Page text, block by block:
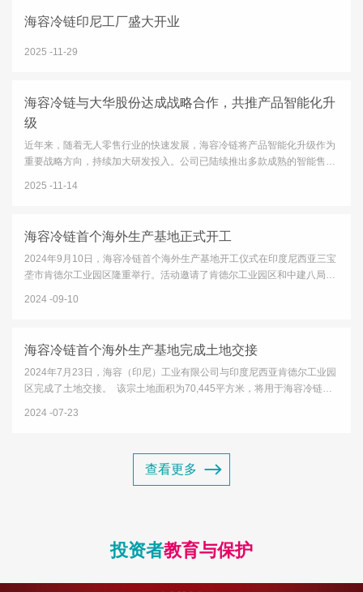
海容冷链印尼工厂盛大开业
2025 11-29
海容冷链与大华股份达成战略合作，共推产品智能化升
级
近年来，随着无人零售行业的快速发展，海容冷链将产品智能化升级作为
重要战略方向，持续加大研发投入。公司已陆续推出多款成熟的智能售货
2025 11-14
海容冷链首个海外生产基地正式开工
2024年9月10日，海容冷链首个海外生产基地开工仪式在印度尼西亚三宝
垄市肯德尔工业园区隆重举行。活动邀请了肯德尔工业园区和中建八局的
2024 09-10
海容冷链首个海外生产基地完成土地交接
2024年7月23日，海容（印尼）工业有限公司与印度尼西亚肯德尔工业园
区完成了土地交接。 该宗土地面积为70,445平方米，将用于海容冷链首
2024 07-23
查看更多
投资者教育与保护